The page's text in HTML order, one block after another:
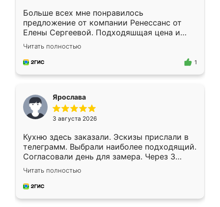
Больше всех мне понравилось
предложение от компании Ренессанс от
Елены Сергеевой. Подходяшщая цена и
короткие сроки изготовления. Приехавший
для замера сотрудник Владислав
предложил по моему эскизу самый
Читать полностью
1
Ярослава
3 августа 2026
Кухню здесь заказали. Эскизы прислали в
телеграмм. Выбрали наиболее подходящий.
Согласовали день для замера. Через 3
недели кухня была уже готова. Остались
довольны работой. Спасибо Ренессанс
мебель за качественную работу!
Читать полностью